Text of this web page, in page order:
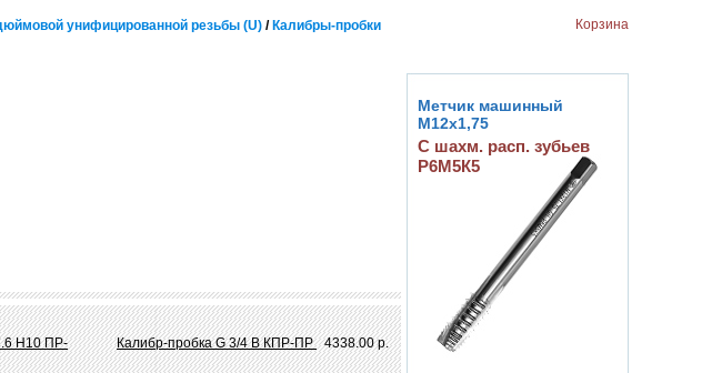
Корзина
унифицированной резьбы (U) / Калибры-пробки
Н10 ПР-
Калибр-пробка G 3/4 В КПР-ПР 4338.00 р.
Метчик машинный
М12х1,75
С шахм. расп. зубьев
Р6М5К5